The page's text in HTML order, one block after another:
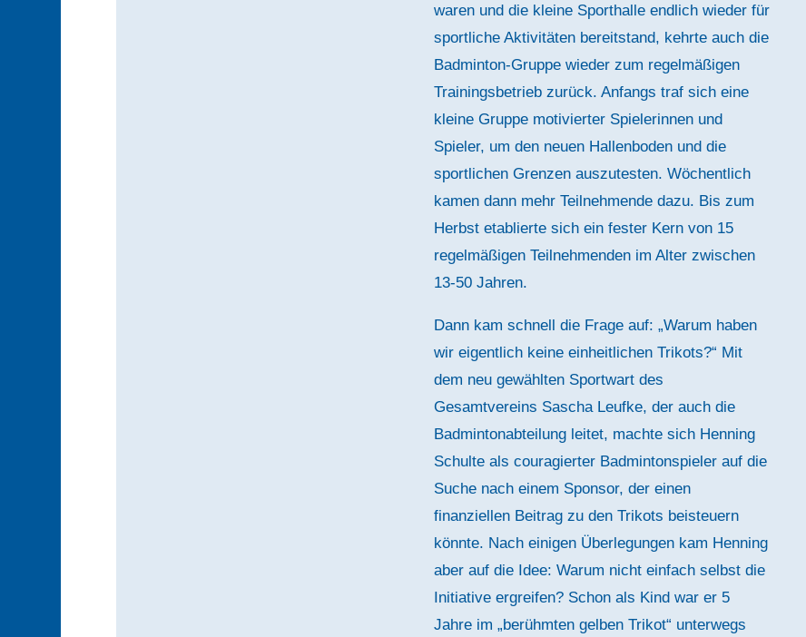
waren und die kleine Sporthalle endlich wieder für
sportliche Aktivitäten bereitstand, kehrte auch die
Badminton-Gruppe wieder zum regelmäßigen
Trainingsbetrieb zurück. Anfangs traf sich eine
kleine Gruppe motivierter Spielerinnen und
Spieler, um den neuen Hallenboden und die
sportlichen Grenzen auszutesten. Wöchentlich
kamen dann mehr Teilnehmende dazu. Bis zum
Herbst etablierte sich ein fester Kern von 15
regelmäßigen Teilnehmenden im Alter zwischen
13-50 Jahren.
Dann kam schnell die Frage auf: „Warum haben
wir eigentlich keine einheitlichen Trikots?“ Mit
dem neu gewählten Sportwart des
Gesamtvereins Sascha Leufke, der auch die
Badmintonabteilung leitet, machte sich Henning
Schulte als couragierter Badmintonspieler auf die
Suche nach einem Sponsor, der einen
finanziellen Beitrag zu den Trikots beisteuern
könnte. Nach einigen Überlegungen kam Henning
aber auf die Idee: Warum nicht einfach selbst die
Initiative ergreifen? Schon als Kind war er 5
Jahre im „berühmten gelben Trikot“ unterwegs